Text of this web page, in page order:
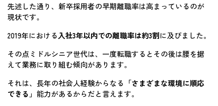
先述した通り、新卒採用者の早期離職率は高まっているのが
現状です。
2019年における入社3年以内での離職率は約3割に及びました。
その点ミドルシニア世代は、一度転職するとその後は腰を据
えて業務に取り組む傾向があります。
それは、長年の社会人経験からなる 「さまざまな環境に順応
できる」 能力があるからだと言えます。